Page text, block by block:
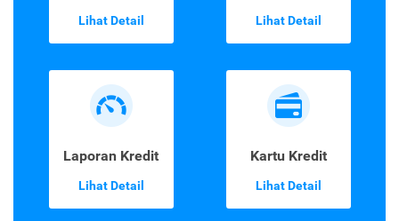
Lihat Detail Lihat Detail
Laporan Kredit
Lihat Detail
Kartu Kredit
Lihat Detail